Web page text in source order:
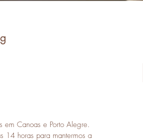
em Canoas e Porto Alegre.
14 horas para mantermos a